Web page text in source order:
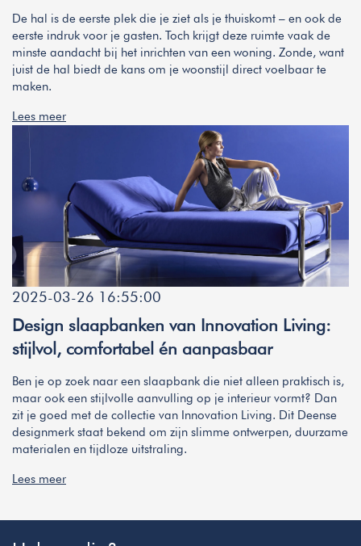
De hal is de eerste plek die je ziet als je thuiskomt – en ook de
eerste indruk voor je gasten. Toch krijgt deze ruimte vaak de
minste aandacht bij het inrichten van een woning. Zonde, want
juist de hal biedt de kans om je woonstijl direct voelbaar te
maken.
Lees meer
2025-03-26 16:55:00
Design slaapbanken van Innovation Living:
stijlvol, comfortabel én aanpasbaar
Ben je op zoek naar een slaapbank die niet alleen praktisch is,
maar ook een stijlvolle aanvulling op je interieur vormt? Dan
zit je goed met de collectie van Innovation Living. Dit Deense
designmerk staat bekend om zijn slimme ontwerpen, duurzame
materialen en tijdloze uitstraling.
Lees meer